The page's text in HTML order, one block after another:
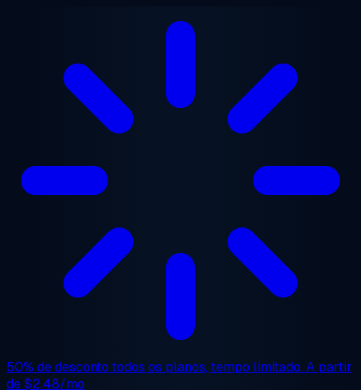
Saltar para o conteúdo principal
50% de desconto todos os planos, tempo limitado. A partir
de$2.48/mo